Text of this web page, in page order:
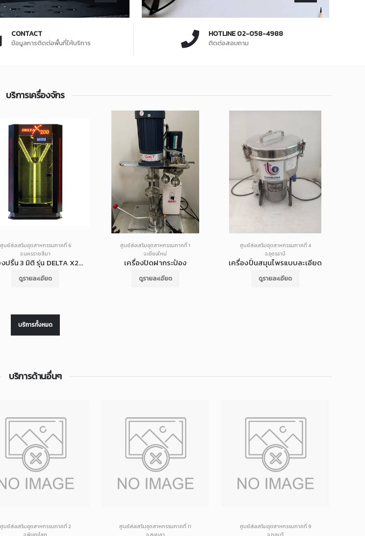
CONTACT
ข้อมูลการติดต่อพื้นที่ให้บริการ
HOTLINE 02-058-4988
ติดต่อสอบถาม
บริการเครื่องจักร
ศูนย์ส่งเสริมอุตสาหกรรมภาคที่ 6
จ.นครราชสีมา
เครื่องปริ้น 3 มิติ รุ่น DELTA X2000
ดูรายละเอียด
ศูนย์ส่งเสริมอุตสาหกรรมภาคที่ 1
จ.เชียงใหม่
เครื่องปิดฝากระป๋อง
ดูรายละเอียด
ศูนย์ส่งเสริมอุตสาหกรรมภาคที่ 4
จ.อุดรธานี
เครื่องปั่นสมุนไพรแบบละเอียด
ดูรายละเอียด
บริการทั้งหมด
บริการด้านอื่นๆ
ศูนย์ส่งเสริมอุตสาหกรรมภาคที่ 2
ศูนย์ส่งเสริมอุตสาหกรรมภาคที่ 11
ศูนย์ส่งเสริมอุตสาหกรรมภาคที่ 9